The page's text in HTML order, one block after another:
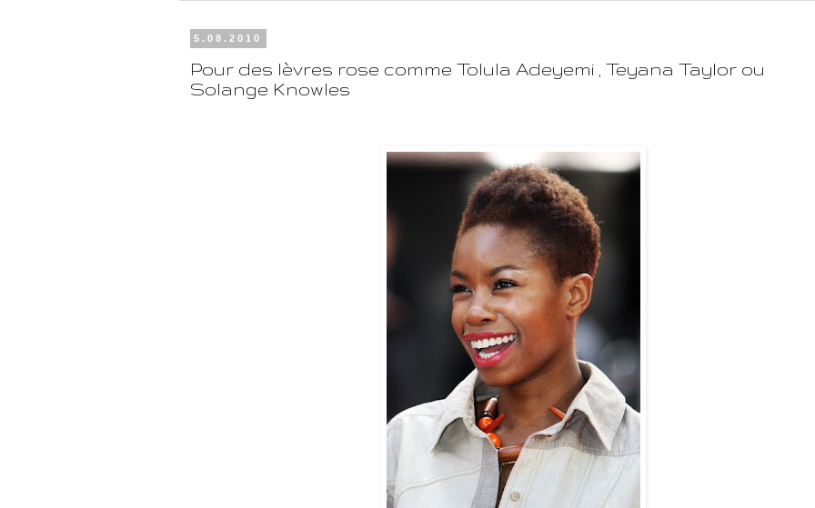
5.08.2010
Pour des lèvres rose comme Tolula Adeyemi , Teyana Taylor ou
Solange Knowles